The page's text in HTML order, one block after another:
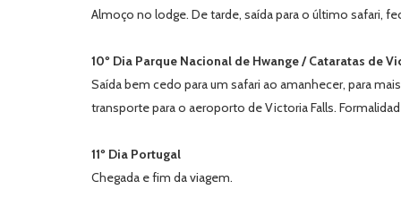
Almoço no lodge. De tarde, saída para o último safari,
10º Dia Parque Nacional de Hwange / Cataratas de
Saída bem cedo para um safari ao amanhecer, para
transporte para o aeroporto de Victoria Falls.
11º Dia Portugal
Chegada e fim da viagem.